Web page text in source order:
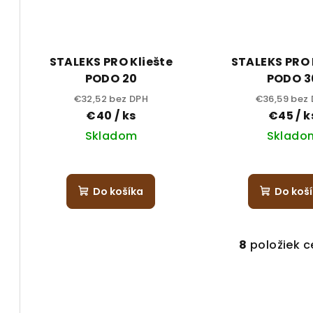
STALEKS PRO Kliešte
PODO 20
€32,52 bez DPH
€40 / ks
Skladom
Do košíka
STALEKS
PODO
€36,59 bez
€45/
je
z
Do
O
8 položiek